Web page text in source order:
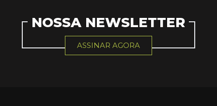
NOSSA NEWSLETTER
ASSINAR AGORA